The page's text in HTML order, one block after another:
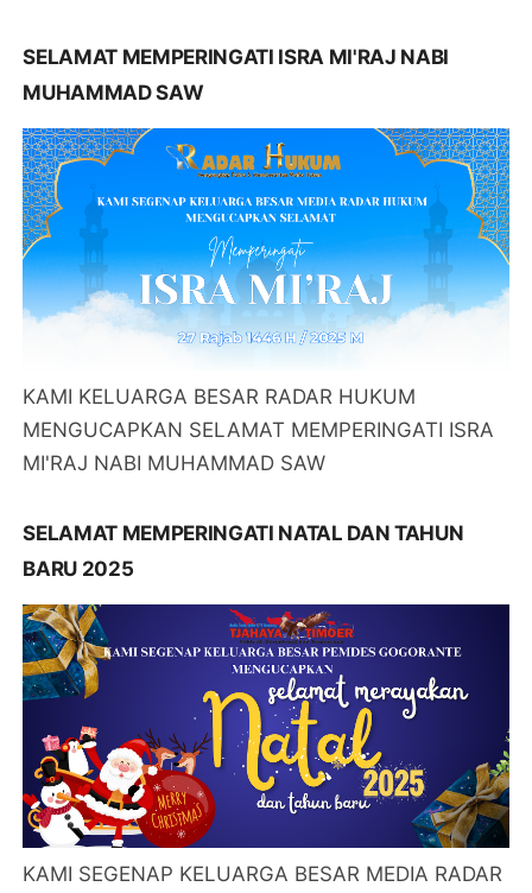
SELAMAT MEMPERINGATI ISRA MI'RAJ NABI
MUHAMMAD SAW
KAMI KELUARGA BESAR RADAR HUKUM
MENGUCAPKAN SELAMAT MEMPERINGATI ISRA
MI'RAJ NABI MUHAMMAD SAW
SELAMAT MEMPERINGATI NATAL DAN TAHUN
BARU 2025
KAMI SEGENAP KELUARGA BESAR MEDIA RADAR